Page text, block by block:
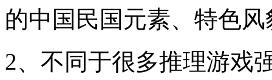
的中国民国元素、特色
2、不同于很多推理游戏